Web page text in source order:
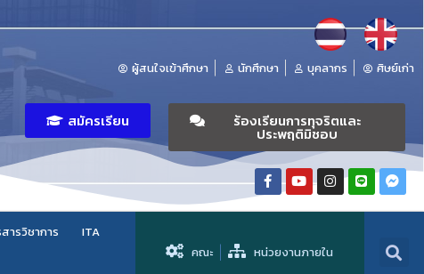
ผู้สนใจเข้าศึกษา นักศึกษา บุคลากร ศิษย์เก่า
สมัครเรียน ร้องเรียนการทุจริตและ
ประพฤติมิชอบ
ารวิชาการ ITA
คณะ หน่วยงานภายใน